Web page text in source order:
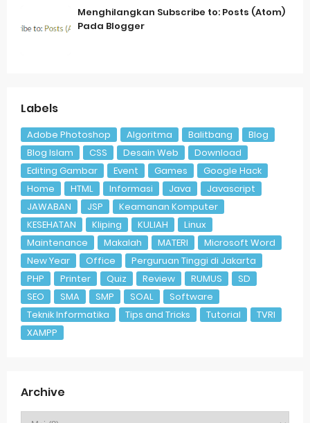
Menghilangkan Subscribe to: Posts (Atom)
Pada Blogger
Labels
Adobe Photoshop Algoritma Balitbang
Blog
Blog Islam
CSS Desain Web
Download
Editing Gambar
Event Games
Google Hack
Home
HTML Informasi Java
Javascript
JAWABAN
JSP
Keamanan Komputer
KESEHATAN
Kliping KULIAH
Linux
Maintenance
Makalah MATERI
Microsoft Word
New Year
Office
Perguruan Tinggi di Jakarta
PHP
Printer Quiz Review RUMUS
SD
SEO
SMA SMP SOAL
Software
Teknik Informatika
Tips and Tricks Tutorial
TVRI
XAMPP
Archive